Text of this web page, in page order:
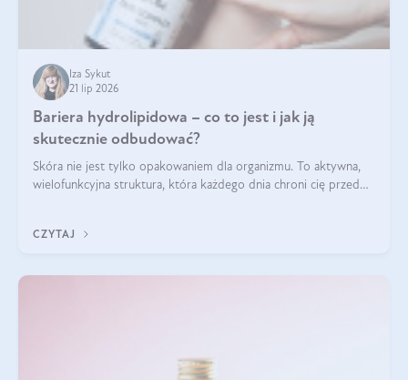
Iza Sykut
21 lip 2026
Bariera hydrolipidowa – co to jest i jak ją
skutecznie odbudować?
Skóra nie jest tylko opakowaniem dla organizmu. To aktywna,
wielofunkcyjna struktura, która każdego dnia chroni cię przed
bariera hydrolipidowa.
CZYTAJ